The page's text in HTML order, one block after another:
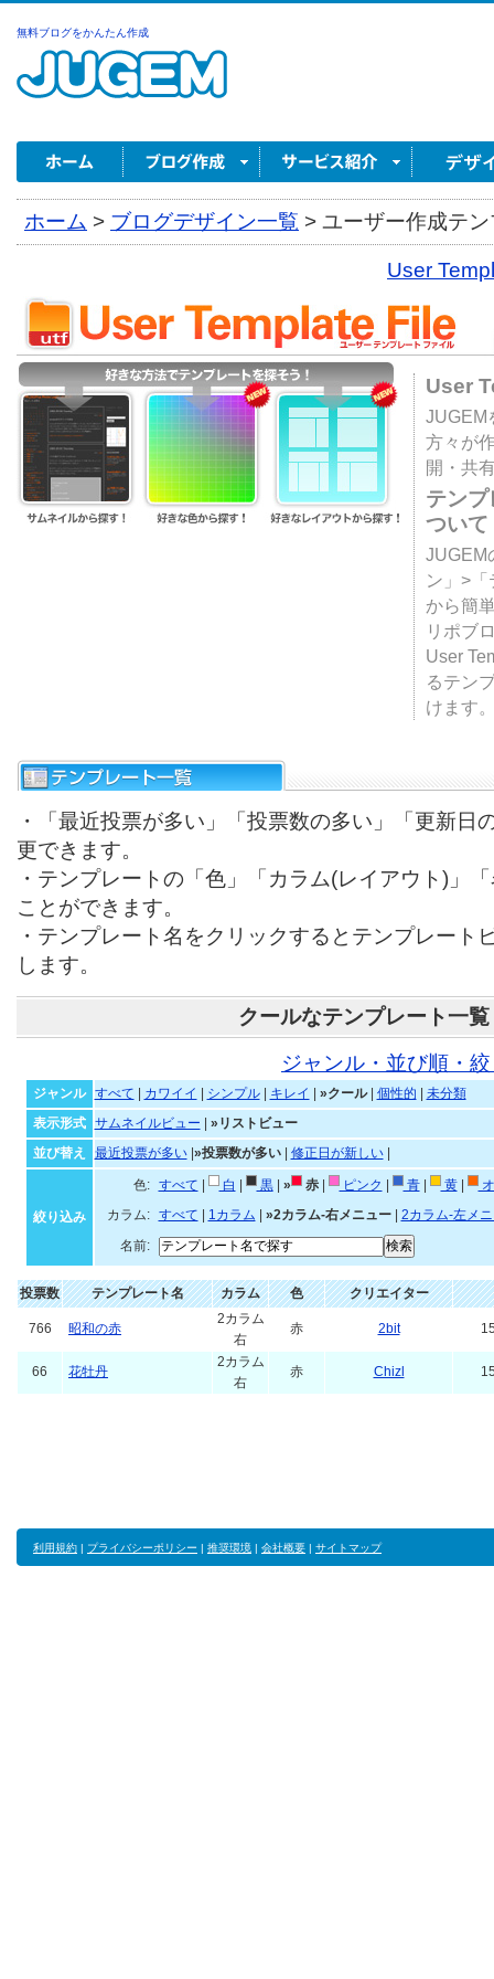
無料ブログをかんたん作成
ホーム > ブログデザイン一覧 > ユーザー作成テ
User
User
JUGEM
方々が
開・共
テン
ついて
JUGEM
ン」>
から簡
リポブ
User
るテン
けます
・「最近投票が多い」「投票数の多い」「更新日
更できます。
・テンプレートの「色」「カラム(レイアウト)」
ことができます。
・テンプレート名をクリックするとテンプレート
します。
クールなテンプレート一覧
ジャンル・並び順・
ジャンル すべて カワイイ シンプル| キレイ »クール| 個性的
未分類
表示形式
サムネイルビュー
»リストビュー
並び替え
最近投票が多い| »投票数が多い| 修正日が新しい|
絞り込み
色: すべて 白 黒| » 赤| ピンク 青| 黄|
カラム:
すべて 1カラム »2カラム-右メニュー| 2カラム-左メ
名前:
投票数 テンプレート名 カラム 色 クリエイター
766 昭和の赤
2カラム
右
赤 2bit
66 花牡丹
2カラム
右
赤 Chizl
利用規約 | プライバシーポリシー | 推奨環境 | 会社概要 | サイトマップ